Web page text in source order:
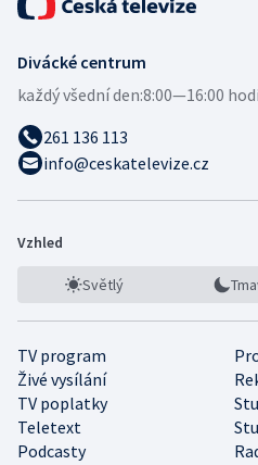
Divácké centrum
každý všední den:8:00—16:00
261 136 113
info@ceskatelevize.cz
Vzhled
Světlý
TV program
Živé vysílání
TV poplatky
Teletext
Podcasty